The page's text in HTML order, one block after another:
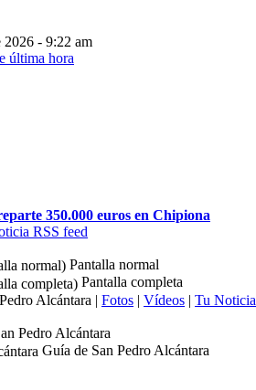
2026 - 9:22 am
350.000 euros en Chipiona
Pantalla normal
Pantalla completa
Alcántara | Fotos | Vídeos | Tu Noticia
Pedro Alcántara
Guía de San Pedro Alcántara